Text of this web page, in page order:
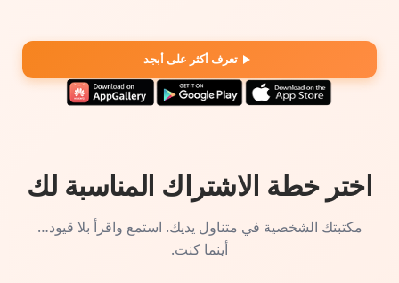
تعرف أكثر على أبجد
اختر خطة الاشتراك المناسبة لك
مكتبتك الشخصية في متناول يديك. استمع واقرأ بلا قيود…
أينما كنت.